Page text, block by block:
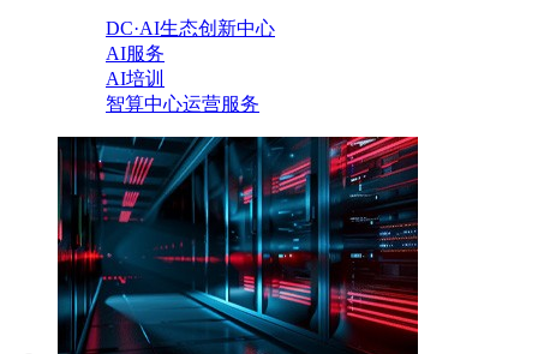
DC·AI生态创新中心
AI服务
AI培训
智算中心运营服务